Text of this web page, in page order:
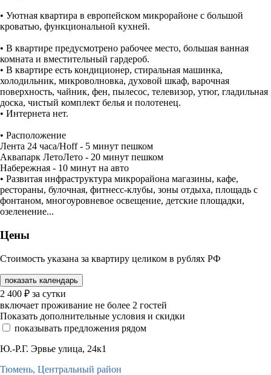
• Уютная квартира в европейском микрорайоне с большой
кроватью, функциональной кухней.
• В квартире предусмотрено рабочее место, большая ванная
комната и вместительный гардероб.
• В квартире есть кондиционер, стиральная машинка,
холодильник, микроволновка, духовой шкаф, варочная
поверхность, чайник, фен, пылесос, телевизор, утюг, гладильная
доска, чистый комплект белья и полотенец.
• Интернета нет.
• Расположение
Лента 24 часа/Hoff - 5 минут пешком
Аквапарк ЛетоЛето - 20 минут пешком
Набережная - 10 минут на авто
• Развитая инфраструктура микрорайона магазины, кафе,
рестораны, булочная, фитнесс-клубы, зоны отдыха, площадь с
фонтаном, многоуровневое освещение, детские площадки,
озеленение...
Цены
Стоимость указана за квартиру целиком в рублях РФ
показать календарь
2 400 ₽ за сутки
включает проживание не более 2 гостей
Показать дополнительные условия и скидки
показывать предложения рядом
Ю.-Р.Г. Эрвье улица, 24к1
Тюмень, Центральный район